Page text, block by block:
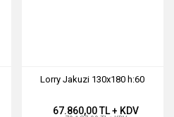
Lorry Jakuzi 130x180 h:60
67.860,00 TL + KDV